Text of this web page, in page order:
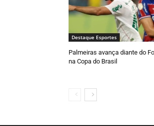
Destaque Esportes
Palmeiras avança diante do
na Copa do Brasil